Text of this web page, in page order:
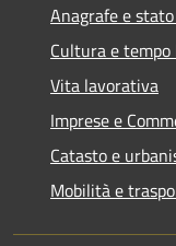
Anagrafe e
Cultura e
Vita lavorativa
Imprese e
Catasto e
Mobilità e